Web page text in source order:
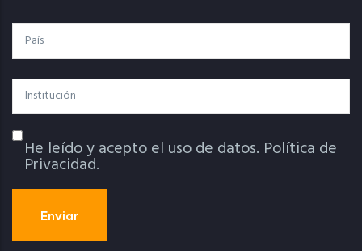
País
Institución
Política De Privacidad
He leído y acepto el uso de datos. Política de
Privacidad.